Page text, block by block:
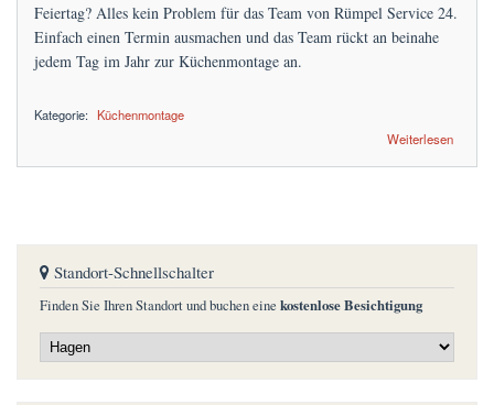
Feiertag? Alles kein Problem für das Team von Rümpel Service 24.
Einfach einen Termin ausmachen und das Team rückt an beinahe
jedem Tag im Jahr zur Küchenmontage an.
Kategorie: Küchenmontage
Weiterlesen
Standort-Schnellschalter
Finden Sie Ihren Standort und buchen eine kostenlose Besichtigung